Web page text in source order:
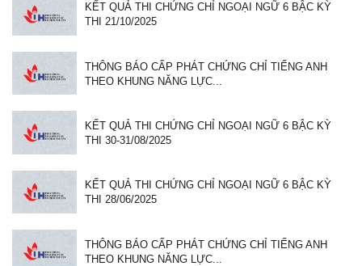
KẾT QUẢ THI CHỨNG CHỈ NGOẠI NGỮ 6 BẬC KỲ
THI 21/10/2025
THÔNG BÁO CẤP PHÁT CHỨNG CHỈ TIẾNG ANH
THEO KHUNG NĂNG LỰC...
KẾT QUẢ THI CHỨNG CHỈ NGOẠI NGỮ 6 BẬC KỲ
THI 30-31/08/2025
KẾT QUẢ THI CHỨNG CHỈ NGOẠI NGỮ 6 BẬC KỲ
THI 28/06/2025
THÔNG BÁO CẤP PHÁT CHỨNG CHỈ TIẾNG ANH
THEO KHUNG NĂNG LỰC...